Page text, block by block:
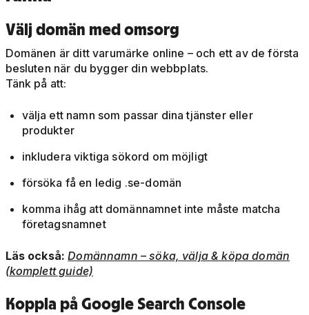
Välj domän med omsorg
Domänen är ditt varumärke online – och ett av de första
besluten när du bygger din webbplats.
Tänk på att:
välja ett namn som passar dina tjänster eller
produkter
inkludera viktiga sökord om möjligt
försöka få en ledig .se-domän
komma ihåg att domännamnet inte måste matcha
företagsnamnet
Läs också: Domännamn – söka, välja & köpa domän
(komplett guide)
Koppla på Google Search Console